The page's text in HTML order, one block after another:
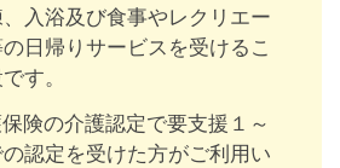
入浴及び食事やレクリエー
日帰りサービスを受けるこ
す。
険の介護認定で要支援１～
認定を受けた方がご利用い